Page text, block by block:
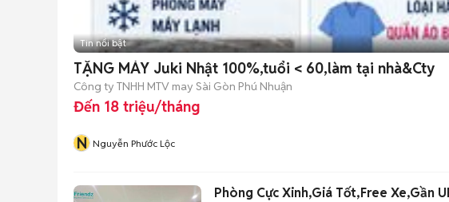
Tin nổi bật
TẶNG MÁY Juki Nhật 100%,tuổi < 60,làm tại nhà&Cty
Công ty TNHH MTV may Sài Gòn Phú Nhuận
Đến 18 triệu/tháng
N Nguyễn Phước Lộc
Phòng Cực Xinh,Giá Tốt,Free Xe,Gần